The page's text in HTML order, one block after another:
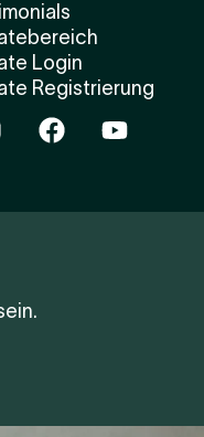
Login
Registrierung